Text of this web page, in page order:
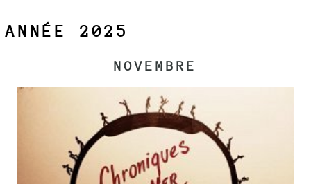
ANNÉE 2025
NOVEMBRE